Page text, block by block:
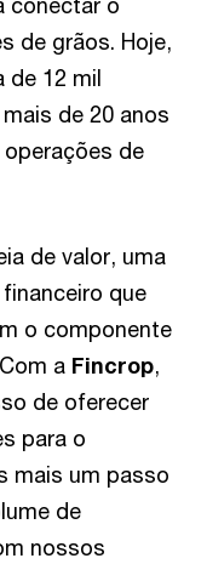
de grãos. Hoje,
de 12 mil
de 20 anos
operações de
de valor, uma
que
o componente
a Fincrop,
de oferecer
para o
mais um passo
de
nossos